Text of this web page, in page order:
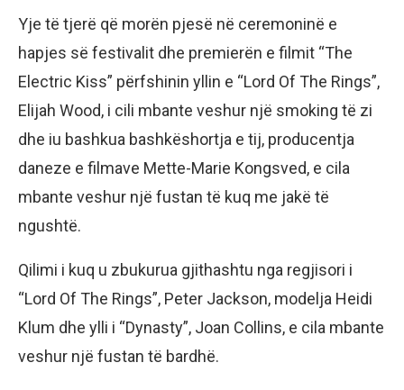
Yje të tjerë që morën pjesë në ceremoninë e
hapjes së festivalit dhe premierën e filmit “The
Electric Kiss” përfshinin yllin e “Lord Of The Rings”,
Elijah Wood, i cili mbante veshur një smoking të zi
dhe iu bashkua bashkëshortja e tij, producentja
daneze e filmave Mette-Marie Kongsved, e cila
mbante veshur një fustan të kuq me jakë të
ngushtë.
Qilimi i kuq u zbukurua gjithashtu nga regjisori i
“Lord Of The Rings”, Peter Jackson, modelja Heidi
Klum dhe ylli i “Dynasty”, Joan Collins, e cila mbante
veshur një fustan të bardhë.